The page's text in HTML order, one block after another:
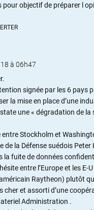
pour objectif de préparer l
à 06h47
signée par les 6 pays
la mise en place d’une
une « dégradation de
Stockholm et
de la Défense suédois
la fuite de données
entre l’Europe et les
Raytheon) plutôt
cher et assorti d’une
Administration .